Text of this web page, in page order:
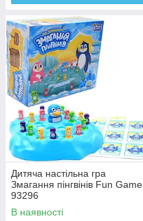
Дитяча настільна гра
Змагання пінгвінів Fun Game
93296
В наявності